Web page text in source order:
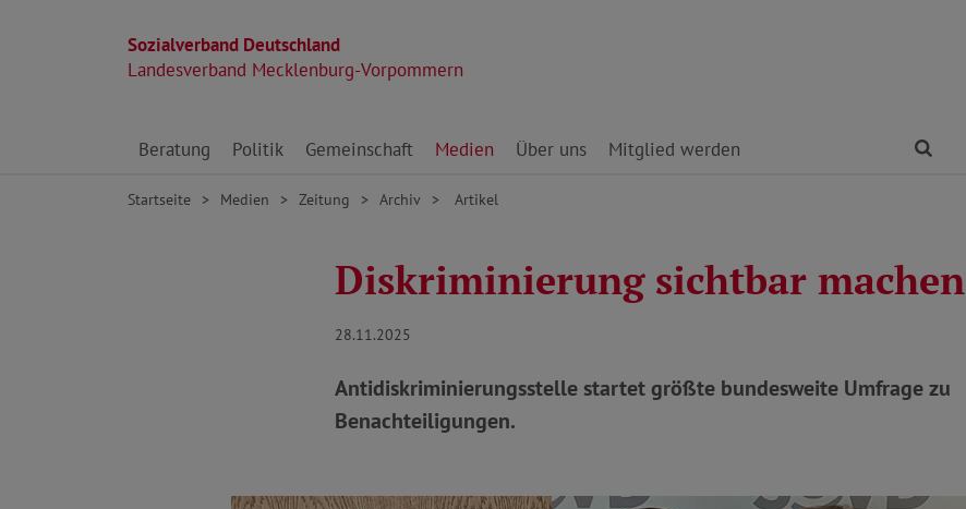
Sozialverband Deutschland
Landesverband Mecklenburg-Vorpommern
Direkt zu den Inhalten springen
Beratung Politik Gemeinschaft Medien Über uns Mitglied werden
Startseite Medien Zeitung Archiv Artikel
Diskriminierung sichtbar machen
28.11.2025
Antidiskriminierungsstelle startet größte bundesweite Umfrage zu
Benachteiligungen.